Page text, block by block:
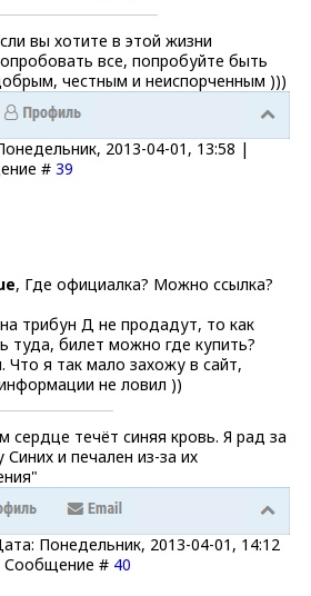
вы хотите в этой жизни
все, попробуйте быть
честным и неиспорченным )))
2013-04-01, 13:58 |
# 39
, Где официалка? Можно ссылка?
трибун Д не продадут, то как
туда, билет можно где купить?
Что я так мало захожу в сайт,
не ловил ))
сердце течёт синяя кровь. Я рад за
Синих и печален из-за их
Понедельник, 2013-04-01, 14:12
Сообщение # 40